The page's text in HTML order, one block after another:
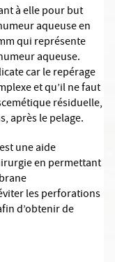
à elle pour but
aqueuse en
qui représente
aqueuse.
car le repérage
et qu’il ne faut
résiduelle,
après le pelage.
une aide
en permettant
les perforations
d’obtenir de